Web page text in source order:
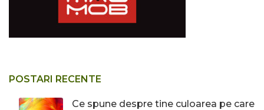
POSTARI RECENTE
Ce spune despre tine culoarea pe care